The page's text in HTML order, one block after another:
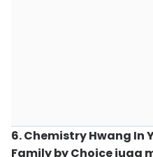
6. Chemistry Hwang In
Family by Choice juga